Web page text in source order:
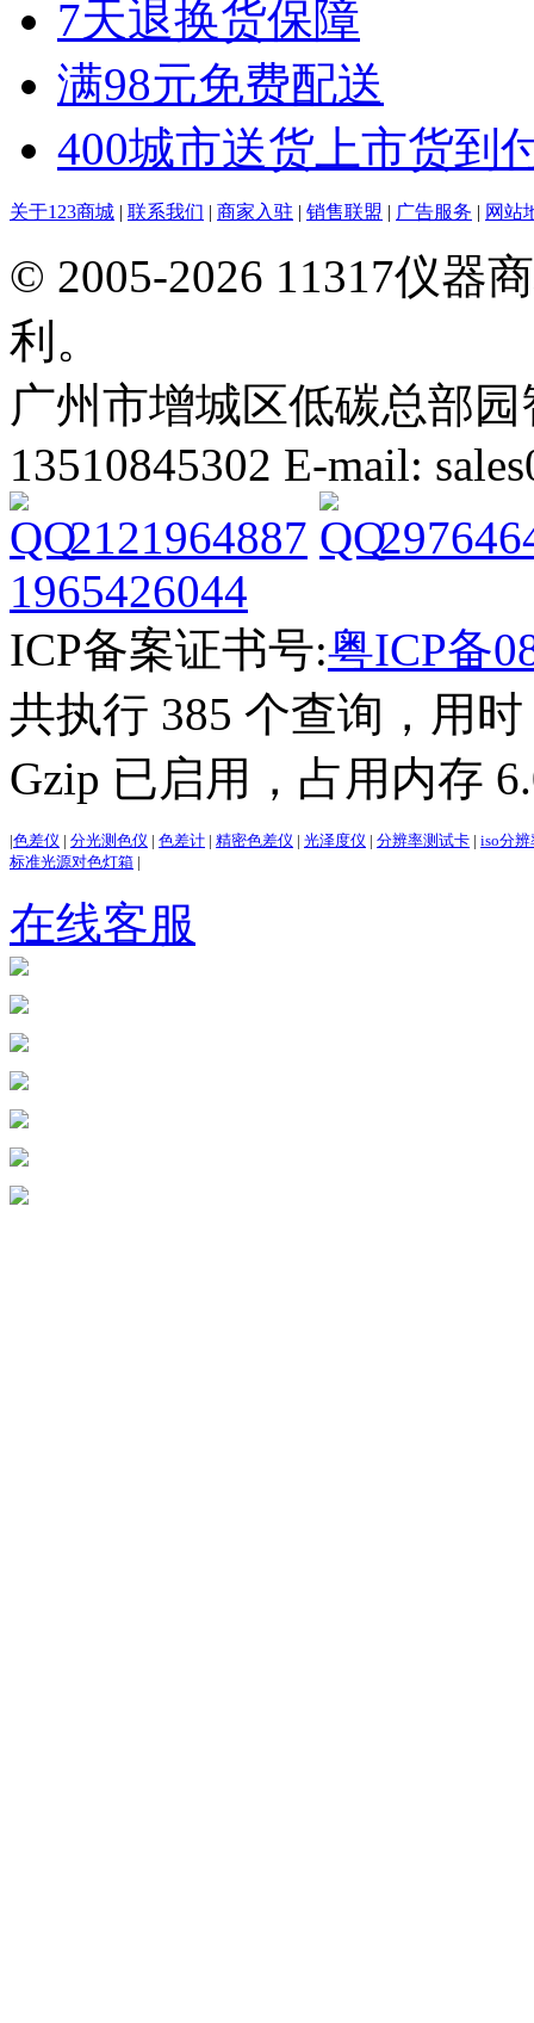
7天退换货保障
满98元免费配送
400城市送货上市货到
关于123商城 | 联系我们 | 商家入驻 | 销售联盟 | 广告服务 | 网站
© 2005-2026 11317仪器
利。
广州市增城区低碳总部
13510845302 E-mail:
2121964887
1965426044
ICP备案证书号:粤ICP备
共执行 385 个查询，用
Gzip 已启用，占用内存
|色差仪 | 分光测色仪 | 色差计 | 精密色差仪 | 光泽度仪 | 分辨率测试卡 | iso分
标准光源对色灯箱 |
在线客服